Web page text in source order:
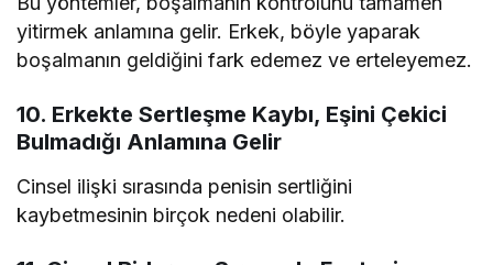
yitirmek anlamına gelir. Erkek, böyle yaparak
boşalmanın geldiğini fark edemez ve erteleyemez.
10. Erkekte Sertleşme Kaybı, Eşini Çekici
Bulmadığı Anlamına Gelir
Cinsel ilişki sırasında penisin sertliğini
kaybetmesinin birçok nedeni olabilir.